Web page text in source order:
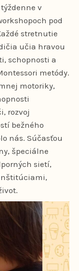
v
pod
stretnutie
učia hravou
schopnosti a
metódy.
motoriky,
rozvoj
bežného
nás. Súčasťou
špeciálne
sietí,